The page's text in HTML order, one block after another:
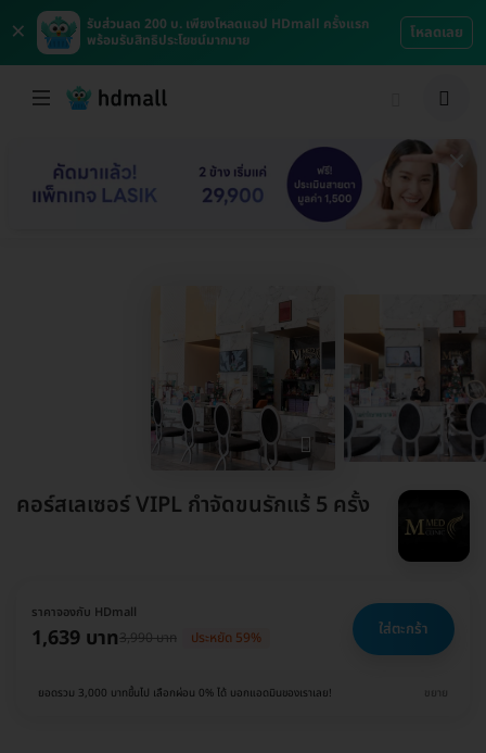
×
รับส่วนลด 200 บ. เพียงโหลดแอป HDmall ครั้งแรก
พร้อมรับสิทธิประโยชน์มากมาย
โหลดเลย
คอร์สเลเซอร์ VIPL กำจัดขนรักแร้ 5 ครั้ง
ราคาจองกับ HDmall
1,639 บาท3,990 บาท ประหยัด 59% ใส่ตะกร้า
ยอดรวม 3,000 บาทขึ้นไป เลือกผ่อน 0% ได้ บอกแอดมินของเราเลย! ขยาย